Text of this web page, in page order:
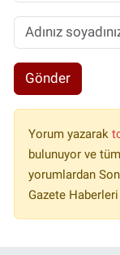
Gönder
Yorum yazarak
bulunuyor ve
yorumlardan
Gazete